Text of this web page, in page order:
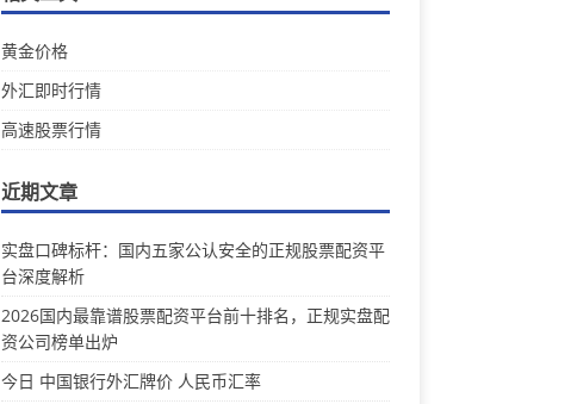
黄金价格
外汇即时行情
高速股票行情
近期文章
实盘口碑标杆：国内五家公认安全的正规股票配资平
台深度解析
2026国内最靠谱股票配资平台前十排名，正规实盘配
资公司榜单出炉
今日 中国银行外汇牌价 人民币汇率